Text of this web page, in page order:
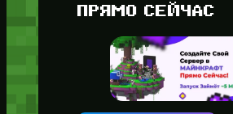
ПРЯМО СЕЙЧАС